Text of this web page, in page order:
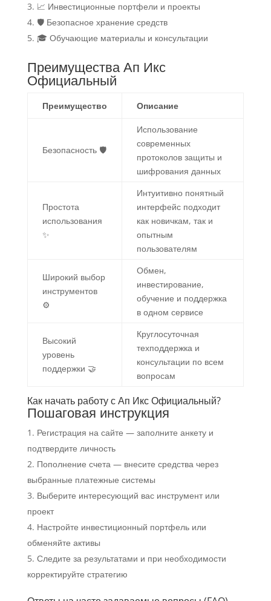
📈 Инвестиционные портфели и проекты
🛡️ Безопасное хранение средств
🎓 Обучающие материалы и консультации
Преимущества Ап Икс
Официальный
Преимущество Описание
Безопасность 🛡️
Использование
современных
протоколов защиты и
шифрования данных
Простота
использования
✨
Интуитивно понятный
интерфейс подходит
как новичкам, так и
опытным
пользователям
Широкий выбор
инструментов
⚙️
Обмен,
инвестирование,
обучение и поддержка
в одном сервисе
Высокий
уровень
поддержки 🤝
Круглосуточная
техподдержка и
консультации по всем
вопросам
Как начать работу с Ап Икс Официальный?
Пошаговая инструкция
Регистрация на сайте — заполните анкету и
подтвердите личность
Пополнение счета — внесите средства через
выбранные платежные системы
Выберите интересующий вас инструмент или
проект
Настройте инвестиционный портфель или
обменяйте активы
Следите за результатами и при необходимости
корректируйте стратегию